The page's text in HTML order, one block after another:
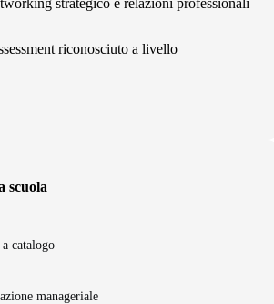
riconosciuto a livello
scuola
catalogo
manageriale